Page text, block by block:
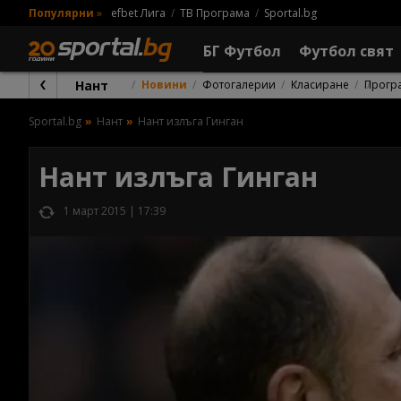
Популярни » efbet Лига ТВ Програма Sportal.bg
БГ Футбол Футбол свят
Нант Новини Фотогалерии Класиране
Sportal.bg Нант Нант излъга Гинган
Нант излъга Гинган
1 март 2015 | 17:39